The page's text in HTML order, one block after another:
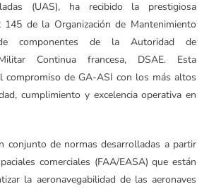
(UAS), ha recibido la prestigiosa
145 de la Organización de Mantenimiento
componentes de la Autoridad de
Continua francesa, DSAE. Esta
compromiso de GA-ASI con los más altos
cumplimiento y excelencia operativa en
conjunto de normas desarrolladas a partir
comerciales (FAA/EASA) que están
la aeronavegabilidad de las aeronaves